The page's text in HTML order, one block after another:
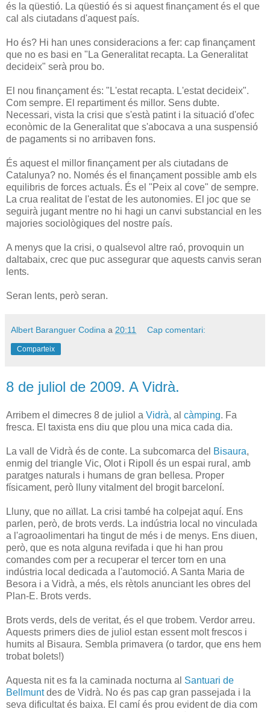
és la qüestió. La qüestió és si aquest finançament és el que
cal als ciutadans d'aquest país.
Ho és? Hi han unes consideracions a fer: cap finançament
que no es basi en "La Generalitat recapta. La Generalitat
decideix" serà prou bo.
El nou finançament és: "L'estat recapta. L'estat decideix".
Com sempre. El repartiment és millor. Sens dubte.
Necessari, vista la crisi que s'està patint i la situació d'ofec
econòmic de la Generalitat que s'abocava a una suspensió
de pagaments si no arribaven fons.
És aquest el millor finançament per als ciutadans de
Catalunya? no. Només és el finançament possible amb els
equilibris de forces actuals. És el "Peix al cove" de sempre.
La crua realitat de l'estat de les autonomies. El joc que se
seguirà jugant mentre no hi hagi un canvi substancial en les
majories sociològiques del nostre país.
A menys que la crisi, o qualsevol altre raó, provoquin un
daltabaix, crec que puc assegurar que aquests canvis seran
lents.
Seran lents, però seran.
Albert Baranguer Codina a 20:11 Cap comentari:
Comparteix
8 de juliol de 2009. A Vidrà.
Arribem el dimecres 8 de juliol a Vidrà, al càmping. Fa
fresca. El taxista ens diu que plou una mica cada dia.
La vall de Vidrà és de conte. La subcomarca del Bisaura,
enmig del triangle Vic, Olot i Ripoll és un espai rural, amb
paratges naturals i humans de gran bellesa. Proper
físicament, però lluny vitalment del brogit barceloní.
Lluny, que no aïllat. La crisi també ha colpejat aquí. Ens
parlen, però, de brots verds. La indústria local no vinculada
a l'agroaolimentari ha tingut de més i de menys. Ens diuen,
però, que es nota alguna revifada i que hi han prou
comandes com per a recuperar el tercer torn en una
indústria local dedicada a l'automoció. A Santa Maria de
Besora i a Vidrà, a més, els rètols anunciant les obres del
Plan-E. Brots verds.
Brots verds, dels de veritat, és el que trobem. Verdor arreu.
Aquests primers dies de juliol estan essent molt frescos i
humits al Bisaura. Sembla primavera (o tardor, que ens hem
trobat bolets!)
Aquesta nit es fa la caminada nocturna al Santuari de
Bellmuntdes de Vidrà. No és pas cap gran passejada i la
seva dificultat és baixa. El camí és prou evident de dia com